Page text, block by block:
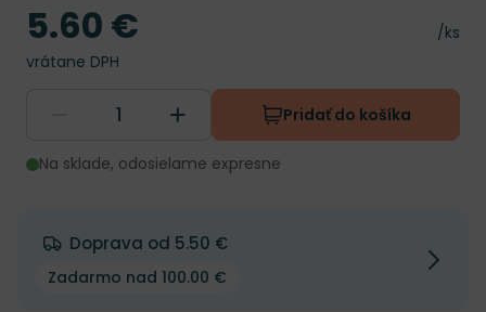
Cena
/ks
Cena
5.60 €
vrátane DPH
Pridať do košíka
Na sklade, odosielame expresne
Doprava od 5.50 €
Zadarmo nad 100.00 €